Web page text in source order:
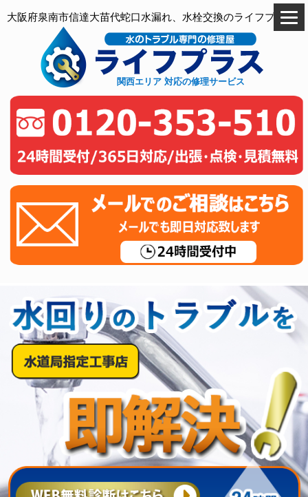
大阪府泉南市信達大苗代蛇口水漏れ、水栓交換のライフプラス
関西エリア 対応の修理サービス